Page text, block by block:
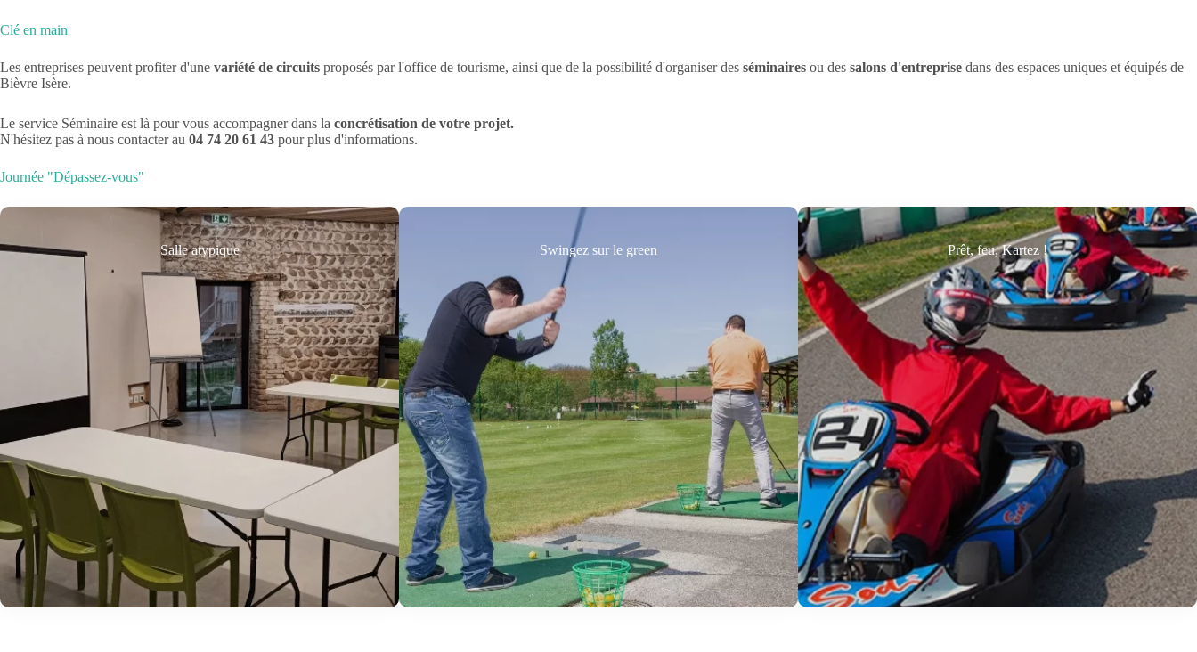
Clé en main
Les entreprises peuvent profiter d'une variété de circuits proposés par l'office de tourisme, ainsi que de la possibilité d'organiser des séminaires ou des salons d'entreprise dans des espaces uniques et équipés de
Bièvre Isère.
Le service Séminaire est là pour vous accompagner dans la concrétisation de votre projet.
N'hésitez pas à nous contacter au 04 74 20 61 43 pour plus d'informations.
Journée "Dépassez-vous"
Salle atypique Swingez sur le green Prêt, feu, Kartez !